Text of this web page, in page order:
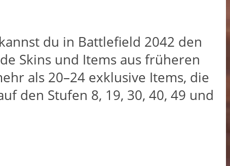
du in Battlefield 2042 den
Skins und Items aus früheren
als 20–24 exklusive Items, die
den Stufen 8, 19, 30, 40, 49 und